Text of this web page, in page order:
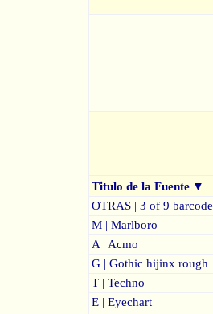
Titulo de la Fuente ▼
OTRAS | 3 of 9 barcode
M | Marlboro
A | Acmo
G | Gothic hijinx rough
T | Techno
E | Eyechart